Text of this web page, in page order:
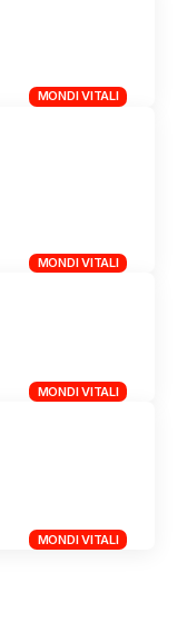
MONDI VITALI
MONDI VITALI
MONDI VITALI
MONDI VITALI